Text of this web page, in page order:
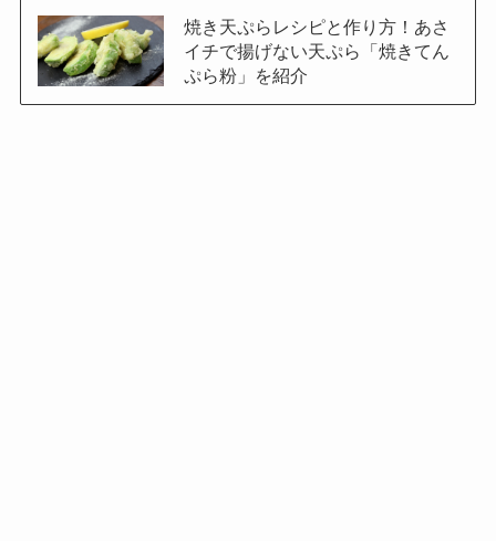
焼き天ぷらレシピと作り方！あさ
イチで揚げない天ぷら「焼きてん
ぷら粉」を紹介